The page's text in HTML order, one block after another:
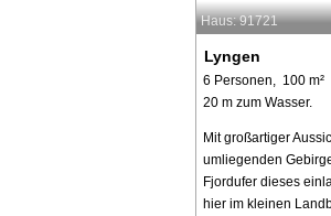
Haus: 91721
Lyngen
6 Personen, 100 m²
20 m zum Wasser.
Mit großartiger
umliegenden
Fjordufer dieses
hier im kleinen